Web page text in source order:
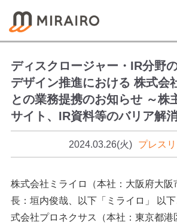
ディスクロージャー・IR分野
デザイン推進における 株式会
との業務提携のお知らせ ～株
サイト、IR資料等のバリア解
2024.03.26(火) プレス
株式会社ミライロ（本社：大阪府大阪
長：垣内俊哉、以下「ミライロ」 以
式会社プロネクサス（本社：東京都港